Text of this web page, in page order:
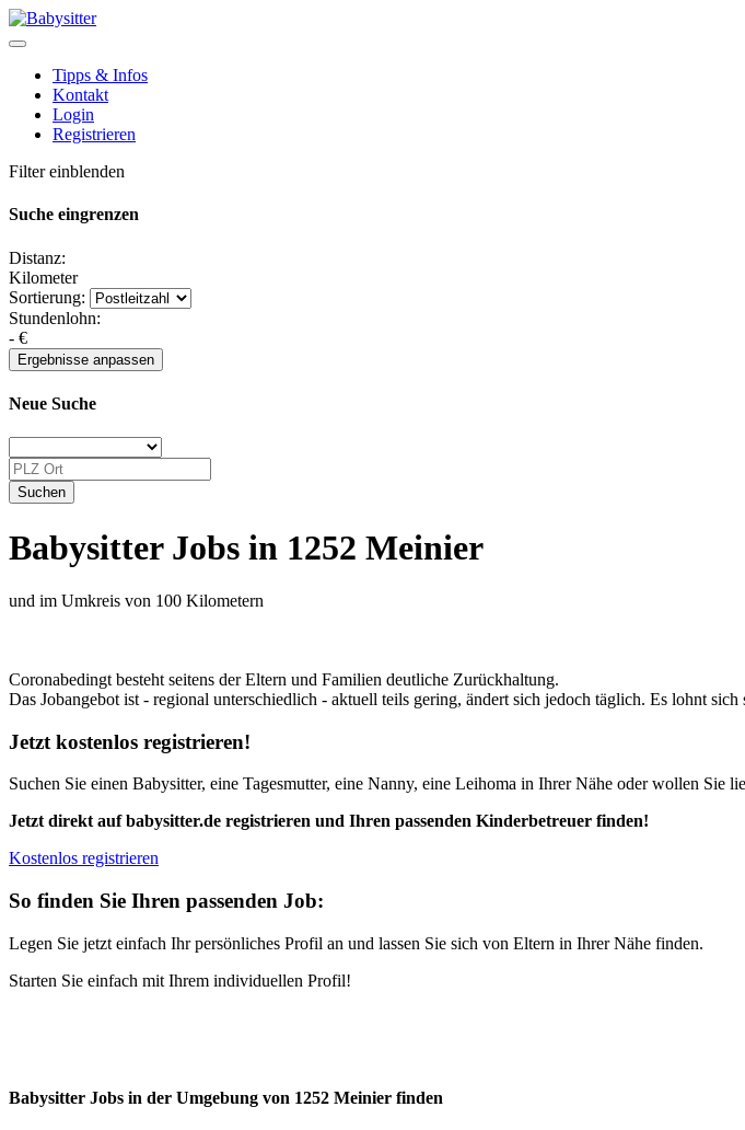
Tipps & Infos
Kontakt
Login
Registrieren
Filter einblenden
Suche eingrenzen
Distanz:
Kilometer
Sortierung:
Stundenlohn:
- €
Neue Suche
Babysitter Jobs in 1252 Meinier
und im Umkreis von 100 Kilometern
Coronabedingt besteht seitens der Eltern und Familien deutliche Zurückhaltung.
Das Jobangebot ist - regional unterschiedlich - aktuell teils gering, ändert sich jedoch täglich. Es lohnt sich
Jetzt kostenlos registrieren!
Suchen Sie einen Babysitter, eine Tagesmutter, eine Nanny, eine Leihoma in Ihrer Nähe oder wollen Sie
Jetzt direkt auf babysitter.de registrieren und Ihren passenden Kinderbetreuer finden!
Kostenlos registrieren
So finden Sie Ihren passenden Job:
Legen Sie jetzt einfach Ihr persönliches Profil an und lassen Sie sich von Eltern in Ihrer Nähe finden.
Starten Sie einfach mit Ihrem individuellen Profil!
Babysitter Jobs in der Umgebung von 1252 Meinier finden